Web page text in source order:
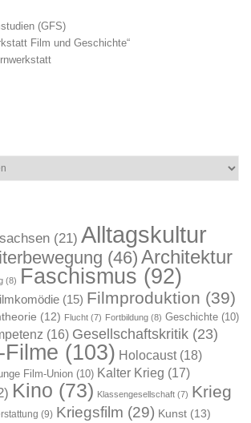
(GFS)
Film und Geschichte“
(21) Alltagskultur
(46) Architektur
(8) Faschismus (92)
(15) Filmproduktion (39)
(12) Flucht (7) Fortbildung (8) Geschichte (10)
(16) Gesellschaftskritik (23)
(103) Holocaust(18)
Film-Union (10) Kalter Krieg (17)
Kino (73) Klassengesellschaft (7) Krieg
(9) Kriegsfilm (29) Kunst (13)